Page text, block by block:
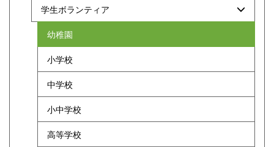
学生ボランティア
幼稚園
小学校
中学校
小中学校
高等学校